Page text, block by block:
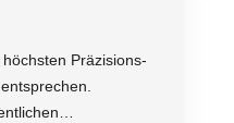
Präzisions-